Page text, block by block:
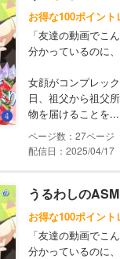
お得な100ポイント
「友達の動画でこ
分かっているのに
女顔がコンプレッ
日、祖父から祖父
物を届けることを...
27
配信日：2025/04/17
うるわしの
お得な100ポイント
「友達の動画でこ
分かっているのに